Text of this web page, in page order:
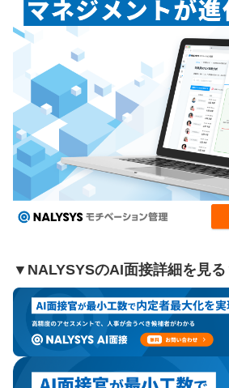
▼NALYSYSのAI面接詳細を見